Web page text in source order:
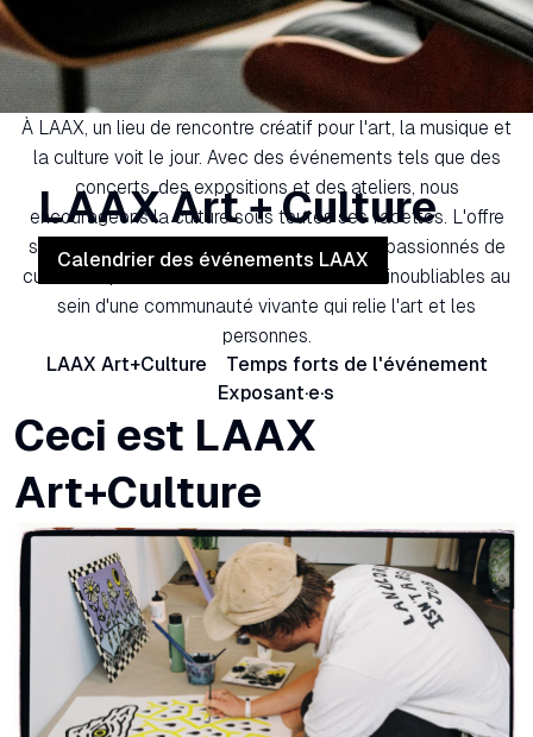
LAAX Art + Culture
Calendrier des événements LAAX
À LAAX, un lieu de rencontre créatif pour l'art, la musique et
la culture voit le jour. Avec des événements tels que des
concerts, des expositions et des ateliers, nous
encourageons la culture sous toutes ses facettes. L'offre
s'adresse aux invités, aux habitants et aux passionnés de
culture de près ou de loin. Vis des moments inoubliables au
sein d'une communauté vivante qui relie l'art et les
personnes.
LAAX Art+Culture
Temps forts de l'événement
Exposant·e·s
Ceci est LAAX
Art+Culture